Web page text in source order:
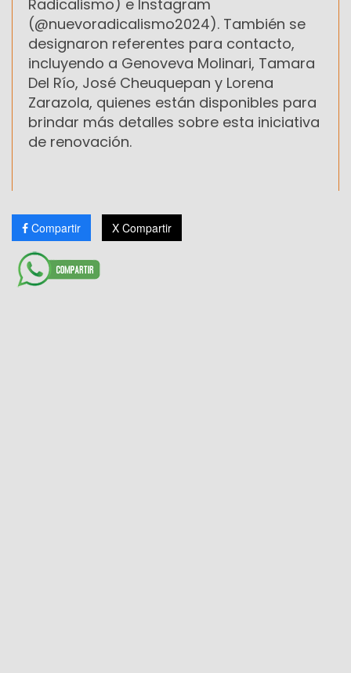
Radicalismo) e Instagram
(@nuevoradicalismo2024). También se
designaron referentes para contacto,
incluyendo a Genoveva Molinari, Tamara
Del Río, José Cheuquepan y Lorena
Zarazola, quienes están disponibles para
brindar más detalles sobre esta iniciativa
de renovación.
Compartir X Compartir